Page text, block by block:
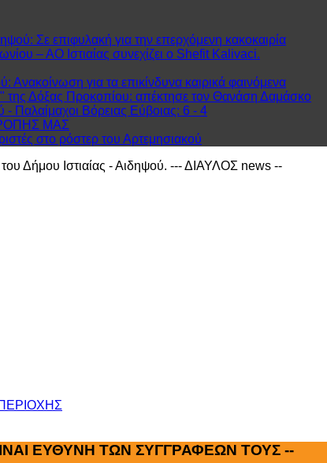
Σε επιφυλακή για την επερχόμενη κακοκαιρία
– ΑΟ Ιστιαίας συνεχίζει ο Shefit Kalivaci.
Ανακοίνωση για τα επικίνδυνα καιρικά φαινόμενα
της Δόξας Προκοπίου: απέκτησε τον Θανάση Δαμάσκο
- Παλαίμαχοι Βόρειας Εύβοιας: 6 - 4
ΜΑΣ
στο ρόστερ του Αρτεμησιακού
Δήμου Ιστιαίας - Αιδηψού. --- ΔΙΑΥΛΟΣ news --
ΕΥΘΥΝΗ ΤΩΝ ΣΥΓΓΡΑΦΕΩΝ ΤΟΥΣ --